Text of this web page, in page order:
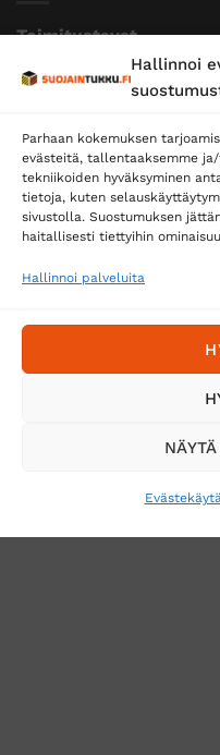
Hallinnoi
Parhaan kokemuksen
evästeitä, tallentaaksemme
tekniikoiden hyväksyminen
tietoja, kuten
sivustolla. Suostumuksen
haitallisesti tiettyihin
Hallinnoi palveluita
Toimitustavat
Posti
Postnord
Tilaa uutiskirje ja saat